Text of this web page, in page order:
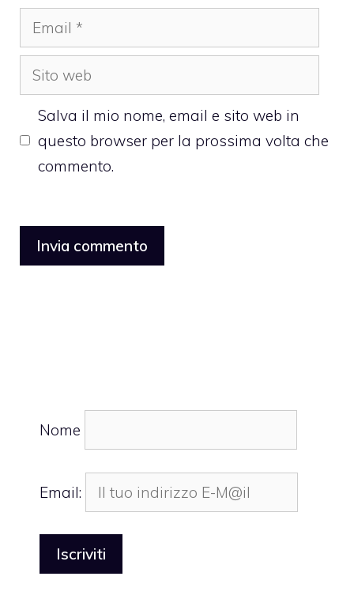
Email
Sito
web
Salva il mio nome, email e sito web in
questo browser per la prossima volta che
commento.
Nome
Email: